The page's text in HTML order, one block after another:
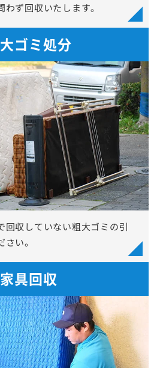
ず回収いたします。
ゴミ処分
回収していない粗大ゴミの引
い。
家具回収